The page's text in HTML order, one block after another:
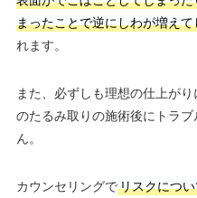
まったことで逆にしわが増えて
れます。
また、必ずしも理想の仕上が
のたるみ取りの施術後にトラ
ん。
カウンセリングでリスクにつ